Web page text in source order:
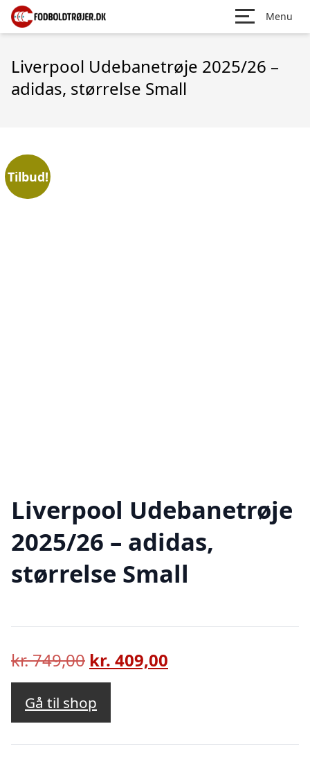
Menu
Liverpool Udebanetrøje 2025/26 –
adidas, størrelse Small
Tilbud!
Liverpool Udebanetrøje
2025/26 – adidas,
størrelse Small
kr.749,00 Den
oprindelige
pris
var:
kr. 749,00.
kr. 409,00
kr. 409,00.
Gå til shop